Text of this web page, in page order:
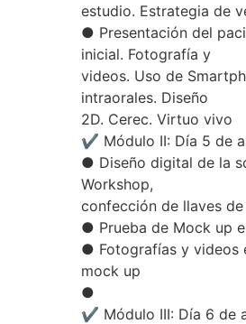
estudio. Estrategia de
● Presentación del
inicial. Fotografía y
videos. Uso de
intraorales. Diseño
2D. Cerec. Virtuo vivo
✔ Módulo II: Día 5 de
● Diseño digital de la
Workshop,
confección de llaves
● Prueba de Mock up
● Fotografías y videos
mock up
●
✔ Módulo III: Día 6 de